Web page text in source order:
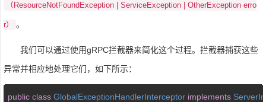
（ResourceNotFoundException | ServiceException | OtherException erro
r） 。
我们可以通过使用gRPC拦截器来简化这个过程。拦截器捕获这些
异常并相应地处理它们，如下所示：
public class GlobalExceptionHandlerInterceptor implements